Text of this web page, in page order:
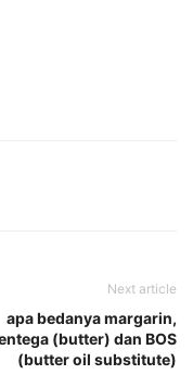
Next article
apa bedanya margarin,
(butter) dan BOS
(butter oil substitute)